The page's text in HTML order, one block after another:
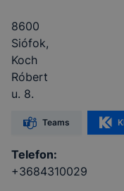
8600
Siófok,
Koch
Róbert
u. 8.
Teams
Telefon:
+3684310029